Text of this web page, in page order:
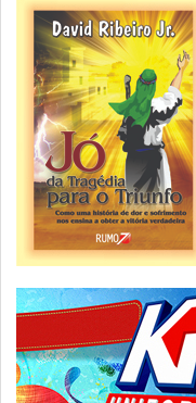
CNPJ
nesta
ver todas »